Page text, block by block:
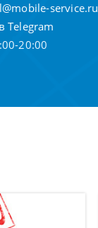
service.ru
Telegram
20:00